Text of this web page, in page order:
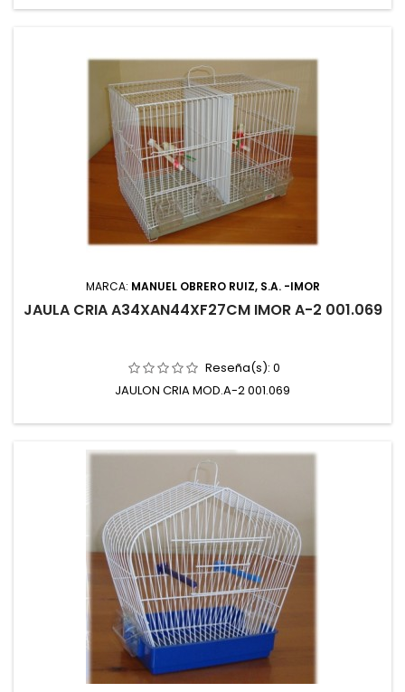
MARCA: MANUEL OBRERO RUIZ, S.A. -IMOR
JAULA CRIA A34XAN44XF27CM IMOR A-2 001.069
Reseña(s): 0
JAULON CRIA MOD.A-2 001.069